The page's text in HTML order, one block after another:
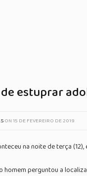
estuprar
ON15 DE FEVEREIRO DE 2019
na noite de terça
homem perguntou a